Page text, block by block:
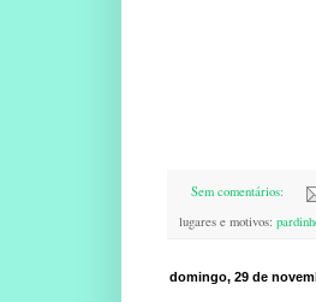
Sem comentários:
lugares e motivos:
domingo, 29 de